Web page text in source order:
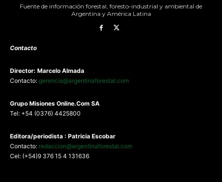
Fuente de información forestal, foresto-industrial y ambiental de
Argentina y América Latina
Contacto
Director: Marcelo Almada
Contacto: gerencia@argentinaforestal.com
Grupo Misiones Online.Com SA
Tel: +54 (0376) 4425800
Editora/periodista : Patricia Escobar
Contacto: redaccion@argentinaforestal.com
Cel: (+54)9 376 15 4 131636